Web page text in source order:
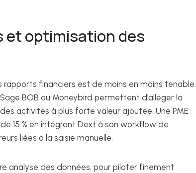
optimisation des
financiers est de moins en moins tenable.
BOB ou Moneybird permettent d’alléger la
activités à plus forte valeur ajoutée. Une PME
15 % en intégrant Dext à son workflow de
liées à la saisie manuelle.
analyse des données, pour piloter finement